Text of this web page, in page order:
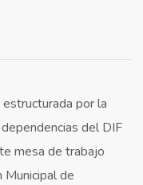
estructurada por la
del DIF
mesa de trabajo
de